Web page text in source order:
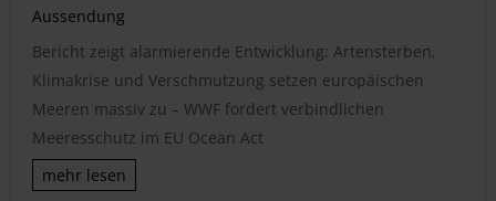
Aussendung
Bericht zeigt alarmierende Entwicklung: Artensterben,
Klimakrise und Verschmutzung setzen europäischen
Meeren massiv zu – WWF fordert verbindlichen
Meeresschutz im EU Ocean Act
mehr lesen